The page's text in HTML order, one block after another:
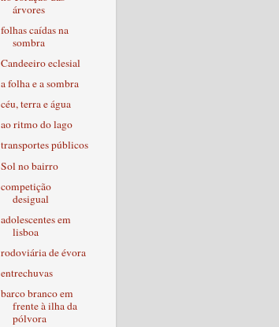
árvores
folhas caídas na
sombra
Candeeiro eclesial
a folha e a sombra
céu, terra e água
ao ritmo do lago
transportes públicos
Sol no bairro
competição
desigual
adolescentes em
lisboa
rodoviária de évora
entrechuvas
barco branco em
frente à ilha da
pólvora